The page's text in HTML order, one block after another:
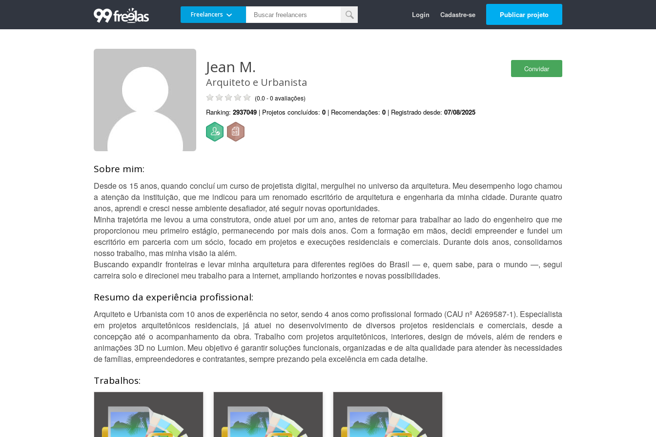
Freelancers Login Cadastre-se Publicar projeto
Convidar
Jean M.
Arquiteto e Urbanista
(0.0 - 0 avaliações)
Ranking: 2937049 | Projetos concluídos: 0 | Recomendações: 0 | Registrado desde: 07/08/2025
Sobre mim:
Desde os 15 anos, quando concluí um curso de projetista digital, mergulhei no universo da arquitetura. Meu desempenho logo chamou
a atenção da instituição, que me indicou para um renomado escritório de arquitetura e engenharia da minha cidade. Durante quatro
anos, aprendi e cresci nesse ambiente desafiador, até seguir novas oportunidades.
Minha trajetória me levou a uma construtora, onde atuei por um ano, antes de retornar para trabalhar ao lado do engenheiro que me
proporcionou meu primeiro estágio, permanecendo por mais dois anos. Com a formação em mãos, decidi empreender e fundei um
escritório em parceria com um sócio, focado em projetos e execuções residenciais e comerciais. Durante dois anos, consolidamos
nosso trabalho, mas minha visão ia além.
Buscando expandir fronteiras e levar minha arquitetura para diferentes regiões do Brasil — e, quem sabe, para o mundo —, segui
carreira solo e direcionei meu trabalho para a internet, ampliando horizontes e novas possibilidades.
Resumo da experiência profissional:
Arquiteto e Urbanista com 10 anos de experiência no setor, sendo 4 anos como profissional formado (CAU nº A269587-1). Especialista
em projetos arquitetônicos residenciais, já atuei no desenvolvimento de diversos projetos residenciais e comerciais, desde a
concepção até o acompanhamento da obra. Trabalho com projetos arquitetônicos, interiores, design de móveis, além de renders e
animações 3D no Lumion. Meu objetivo é garantir soluções funcionais, organizadas e de alta qualidade para atender às necessidades
de famílias, empreendedores e contratantes, sempre prezando pela excelência em cada detalhe.
Trabalhos: